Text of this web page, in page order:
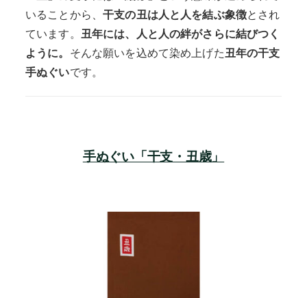
いることから、干支の丑は人と人を結ぶ象徴とされ
ています。 丑年には、人と人の絆がさらに結びつく
ように。 そんな願いを込めて染め上げた丑年の干支
手ぬぐいです。
手ぬぐい「干支・丑歳」